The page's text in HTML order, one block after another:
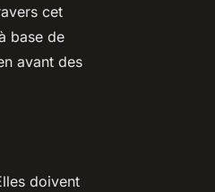
cet
base de
avant des
doivent